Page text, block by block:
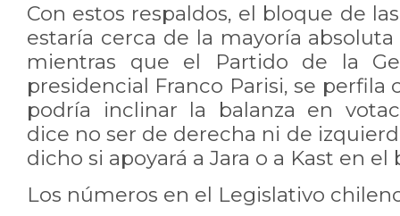
Con estos respaldos, el bloque de
estaría cerca de la mayoría
mientras que el Partido de la
presidencial Franco Parisi, se
podría inclinar la balanza en
dice no ser de derecha ni de
dicho si apoyará a Jara o a Kast en el
Los números en el Legislativo